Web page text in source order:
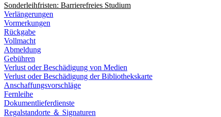
Sonderleihfristen: Barrierefreies Studium
Verlängerungen
Vormerkungen
Rückgabe
Vollmacht
Abmeldung
Gebühren
Verlust oder Beschädigung von Medien
Verlust oder Beschädigung der Bibliothekskarte
Anschaffungsvorschläge
Fernleihe
Dokumentlieferdienste
Regalstandorte ＆ Signaturen